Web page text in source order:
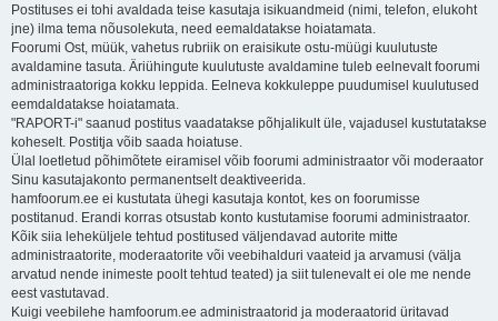
Postituses ei tohi avaldada teise kasutaja isikuandmeid (nimi, telefon, elukoht
jne) ilma tema nõusolekuta, need eemaldatakse hoiatamata.
Foorumi Ost, müük, vahetus rubriik on eraisikute ostu-müügi kuulutuste
avaldamine tasuta. Äriühingute kuulutuste avaldamine tuleb eelnevalt foorumi
administraatoriga kokku leppida. Eelneva kokkuleppe puudumisel kuulutused
eemdaldatakse hoiatamata.
"RAPORT-i" saanud postitus vaadatakse põhjalikult üle, vajadusel kustutatakse
koheselt. Postitja võib saada hoiatuse.
Ülal loetletud põhimõtete eiramisel võib foorumi administraator või moderaator
Sinu kasutajakonto permanentselt deaktiveerida.
hamfoorum.ee ei kustutata ühegi kasutaja kontot, kes on foorumisse
postitanud. Erandi korras otsustab konto kustutamise foorumi administraator.
Kõik siia leheküljele tehtud postitused väljendavad autorite mitte
administraatorite, moderaatorite või veebihalduri vaateid ja arvamusi (välja
arvatud nende inimeste poolt tehtud teated) ja siit tulenevalt ei ole me nende
eest vastutavad.
Kuigi veebilehe hamfoorum.ee administraatorid ja moderaatorid üritavad